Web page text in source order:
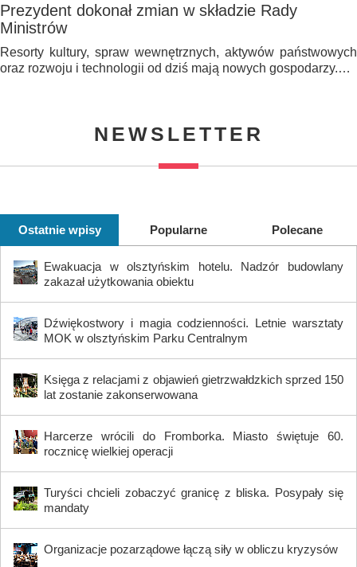
Prezydent dokonał zmian w składzie Rady
Ministrów
Resorty kultury, spraw wewnętrznych, aktywów państwowych
oraz rozwoju i technologii od dziś mają nowych gospodarzy.…
NEWSLETTER
Ostatnie wpisy Popularne Polecane
Ewakuacja w olsztyńskim hotelu. Nadzór budowlany
zakazał użytkowania obiektu
Dźwiękostwory i magia codzienności. Letnie warsztaty
MOK w olsztyńskim Parku Centralnym
Księga z relacjami z objawień gietrzwałdzkich sprzed 150
lat zostanie zakonserwowana
Harcerze wrócili do Fromborka. Miasto świętuje 60.
rocznicę wielkiej operacji
Turyści chcieli zobaczyć granicę z bliska. Posypały się
mandaty
Organizacje pozarządowe łączą siły w obliczu kryzysów